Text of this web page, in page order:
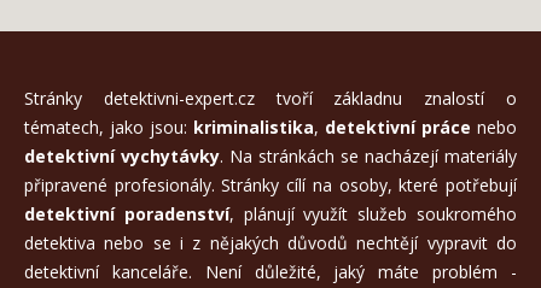
Stránky detektivni-expert.cz tvoří základnu znalostí o
tématech, jako jsou: kriminalistika, detektivní práce nebo
detektivní vychytávky. Na stránkách se nacházejí materiály
připravené profesionály. Stránky cílí na osoby, které potřebují
detektivní poradenství, plánují využít služeb soukromého
detektiva nebo se i z nějakých důvodů nechtějí vypravit do
detektivní kanceláře. Není důležité, jaký máte problém -